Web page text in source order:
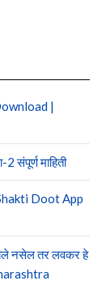
|
संपूर्ण माहिती
Doot App
नसेल तर लवकर हे